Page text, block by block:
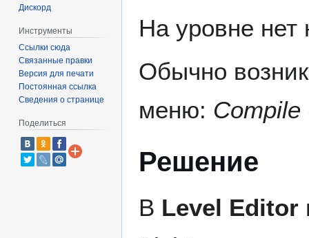
На уровне нет
Обычно
меню: Compile
Решение
В Level Editor
Дискорд
Инструменты
Ссылки сюда
Связанные правки
Версия для печати
Постоянная ссылка
Сведения о странице
Поделиться